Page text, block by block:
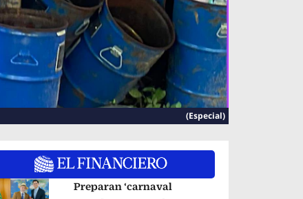
(Especial)
Preparan ‘carnaval